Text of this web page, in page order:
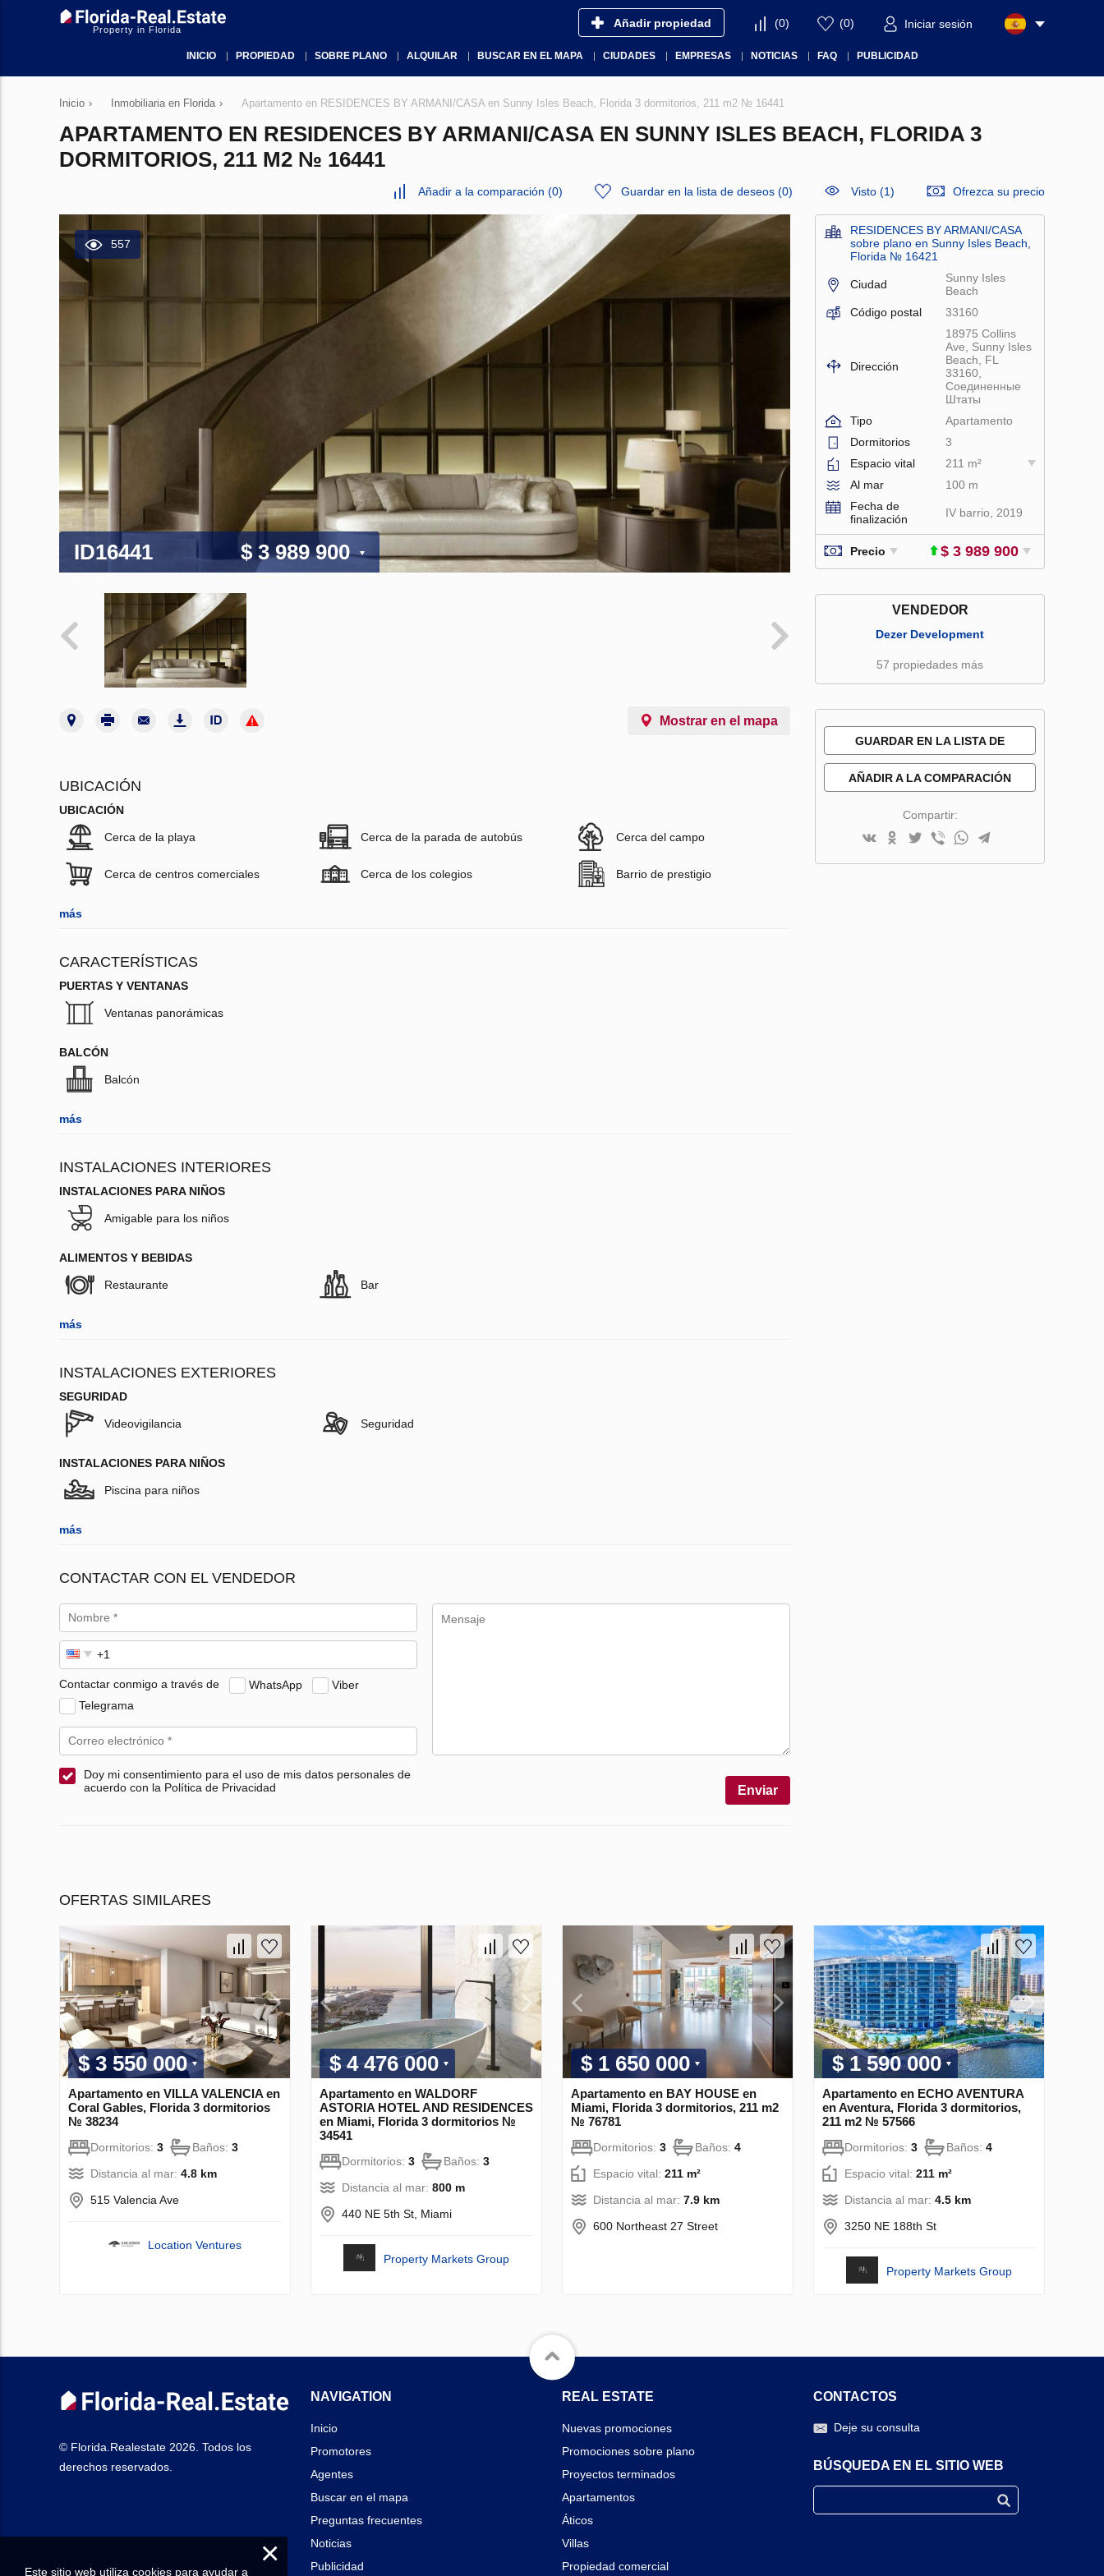
Property in Florida Añadir propiedad (0) (0) Iniciar sesión
INICIO PROPIEDAD SOBRE PLANO ALQUILAR BUSCAR EN EL MAPA CIUDADES EMPRESAS NOTICIAS FAQ PUBLICIDAD
Inicio › Inmobiliaria en Florida › Apartamento en RESIDENCES BY ARMANI/CASA en Sunny Isles Beach, Florida 3 dormitorios, 211 m2 № 16441
APARTAMENTO EN RESIDENCES BY ARMANI/CASA EN SUNNY ISLES BEACH, FLORIDA 3
DORMITORIOS, 211 M2 № 16441
Añadir a la comparación (0) Guardar en la lista de deseos (0) Visto (1) Ofrezca su precio
557
ID16441 $ 3 989 900
Mostrar en el mapa
UBICACIÓN
UBICACIÓN
Cerca de la playa Cerca de la parada de autobús Cerca del campo
Cerca de centros comerciales Cerca de los colegios Barrio de prestigio
más
CARACTERÍSTICAS
PUERTAS Y VENTANAS
Ventanas panorámicas
BALCÓN
Balcón
más
INSTALACIONES INTERIORES
INSTALACIONES PARA NIÑOS
Amigable para los niños
ALIMENTOS Y BEBIDAS
Restaurante Bar
más
INSTALACIONES EXTERIORES
SEGURIDAD
Videovigilancia Seguridad
INSTALACIONES PARA NIÑOS
Piscina para niños
más
CONTACTAR CON EL VENDEDOR
Contactar conmigo a través de WhatsApp
Viber
Telegrama
Doy mi consentimiento para el uso de mis datos personales de
acuerdo con la Política de Privacidad
Enviar
RESIDENCES BY ARMANI/CASA
sobre plano en Sunny Isles Beach,
Florida № 16421
Ciudad
Sunny Isles
Beach
Código postal
33160
Dirección
18975 Collins
Ave, Sunny Isles
Beach, FL
33160,
Соединенные
Штаты
Tipo
Apartamento
Dormitorios
3
Espacio vital
211 m²
Al mar
100 m
Fecha de
finalización
IV barrio, 2019
Precio $ 3 989 900
VENDEDOR
Dezer Development
57 propiedades más
GUARDAR EN LA LISTA DE
AÑADIR A LA COMPARACIÓN
Compartir:
OFERTAS SIMILARES
$ 3 550 000
Apartamento en VILLA VALENCIA en
Coral Gables, Florida 3 dormitorios
№ 38234
Dormitorios: 3 Baños: 3
Distancia al mar: 4.8 km
515 Valencia Ave
Location Ventures
$ 4 476 000
Apartamento en WALDORF
ASTORIA HOTEL AND RESIDENCES
en Miami, Florida 3 dormitorios №
34541
Dormitorios: 3 Baños: 3
Distancia al mar: 800 m
440 NE 5th St, Miami
Property Markets Group
$ 1 650 000
Apartamento en BAY HOUSE en
Miami, Florida 3 dormitorios, 211 m2
№ 76781
Dormitorios: 3 Baños: 4
Espacio vital: 211 m²
Distancia al mar: 7.9 km
600 Northeast 27 Street
$ 1 590 000
Apartamento en ECHO AVENTURA
en Aventura, Florida 3 dormitorios,
211 m2 № 57566
Dormitorios: 3 Baños: 4
Espacio vital: 211 m²
Distancia al mar: 4.5 km
3250 NE 188th St
Property Markets Group
© Florida.Realestate 2026. Todos los
derechos reservados.
NAVIGATION
Inicio
Promotores
Agentes
Buscar en el mapa
Preguntas frecuentes
Noticias
Publicidad
REAL ESTATE
Nuevas promociones
Promociones sobre plano
Proyectos terminados
Apartamentos
Áticos
Villas
Propiedad comercial
CONTACTOS
Deje su consulta
BÚSQUEDA EN EL SITIO WEB
×
Este sitio web utiliza cookies para ayudar a